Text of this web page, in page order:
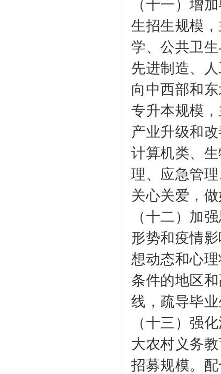
（十一）增
生招生规模
学、公共卫
先进制造、
向中西部和
专升本规模
产业升级和
计算机类、
理、应急管
关心关爱，
（十二）加
形势和疫情
想动态和心
条件的地区
线，疏导毕
（十三）强
大农村义务
招募规模。